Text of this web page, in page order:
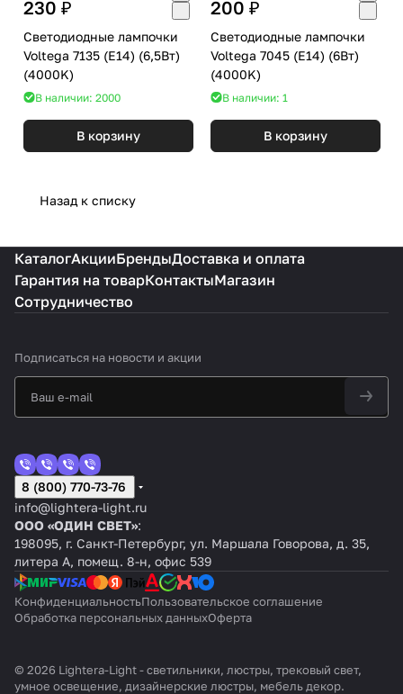
230 ₽
Светодиодные лампочки
Voltega 7135 (E14) (6,5Вт)
(4000K)
В наличии: 2000
В корзину
200 ₽
Светодиодные лампочки
Voltega 7045 (E14) (6Вт)
(4000K)
В наличии: 1
В корзину
Назад к списку
КаталогАкцииБрендыДоставка и оплата
Гарантия на товарКонтактыМагазин
Сотрудничество
Подписаться на новости и акции
8 (800) 770-73-76
info@lightera-light.ru
ООО «ОДИН СВЕТ»:
198095, г. Санкт-Петербург, ул. Маршала Говорова, д. 35,
литера А, помещ. 8-н, офис 539
КонфиденциальностьПользовательское соглашение
Обработка персональных данныхОферта
© 2026 Lightera-Light - светильники, люстры, трековый свет,
умное освещение, дизайнерские люстры, мебель декор.